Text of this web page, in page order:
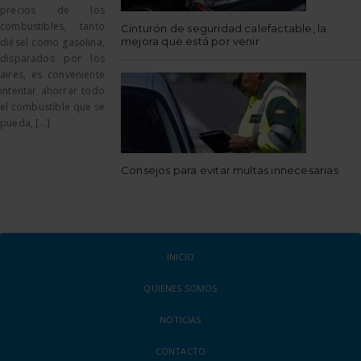
precios de los
combustibles, tanto
diésel como gasolina,
disparados por los
aires, es conveniente
intentar ahorrar todo
el combustible que se
pueda, [...]
Cinturón de seguridad calefactable, la
mejora que está por venir
Consejos para evitar multas innecesarias
INICIO
QUIENES SOMOS
NOTICIAS
CONTACTO